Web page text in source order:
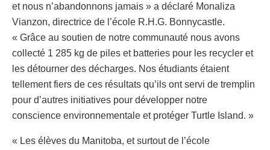
et nous n’abandonnons jamais » a déclaré Monaliza
Vianzon, directrice de l’école R.H.G. Bonnycastle.
« Grâce au soutien de notre communauté nous avons
collecté 1 285 kg de piles et batteries pour les recycler et
les détourner des décharges. Nos étudiants étaient
tellement fiers de ces résultats qu’ils ont servi de tremplin
pour d’autres initiatives pour développer notre
conscience environnementale et protéger Turtle Island. »
« Les élèves du Manitoba, et surtout de l’école